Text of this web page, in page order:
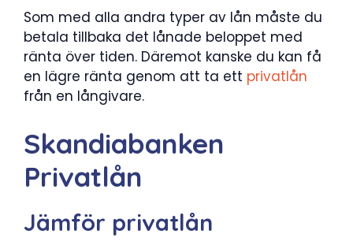
Som med alla andra typer av lån måste du
betala tillbaka det lånade beloppet med
ränta över tiden. Däremot kanske du kan få
en lägre ränta genom att ta ett privatlån
från en långivare.
Skandiabanken
Privatlån
Jämför privatlån